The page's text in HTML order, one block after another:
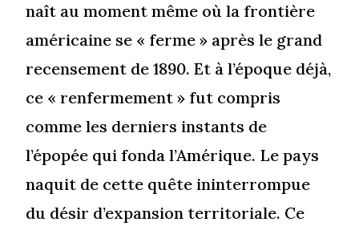
naît au moment même où la frontière
américaine se « ferme » après le grand
recensement de 1890. Et à l’époque déjà,
ce « renfermement » fut compris
comme les derniers instants de
l’épopée qui fonda l’Amérique. Le pays
naquit de cette quête ininterrompue
du désir d’expansion territoriale. Ce